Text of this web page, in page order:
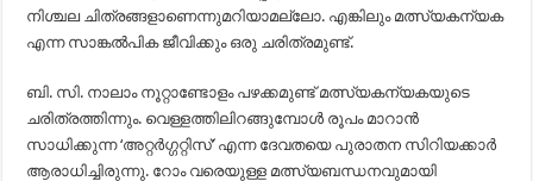
നിശ്ചല ചിത്രങ്ങളാണെന്നുമറിയാമല്ലോ. എങ്കിലും മത്സ്യകന്യക
എന്ന സാങ്കൽപിക ജീവിക്കും ഒരു ചരിത്രമുണ്ട്‌.
ബി. സി. നാലാം നൂറ്റാണ്ടോളം പഴക്കമുണ്ട്‌ മത്സ്യകന്യകയുടെ
ചരിത്രത്തിന്നും. വെള്ളത്തിലിറങ്ങുമ്പോൾ രൂപം മാറാൻ
സാധിക്കുന്ന ‘അറ്റർഗ്ഗറ്റിസ്‌’ എന്ന ദേവതയെ പുരാതന സിറിയക്കാർ
ആരാധിച്ചിരുന്നു. റോം വരെയുള്ള മത്സ്യബന്ധനവുമായി